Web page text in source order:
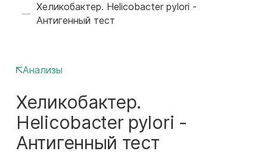
Хеликобактер. Helicobacter pylori -
Антигенный тест
Анализы
Хеликобактер.
Helicobacter pylori -
Антигенный тест